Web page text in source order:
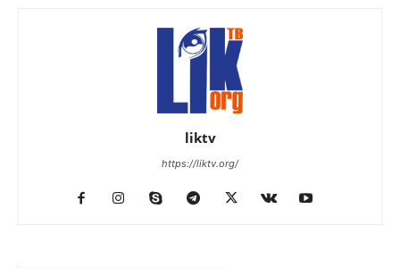
liktv
https://liktv.org/